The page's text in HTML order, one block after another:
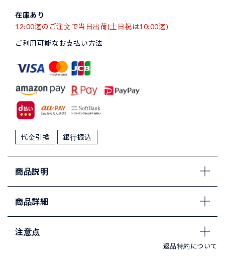
在庫あり
12:00迄のご注文で当日出荷(土日祝は10:00迄)
ご利用可能なお支払い方法
代金引換 銀行振込
商品説明
商品詳細
注意点
返品特約について